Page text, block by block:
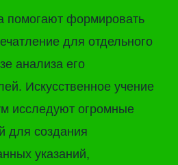
помогают формировать
для отдельного
анализа его
Искусственное учение
исследуют огромные
для создания
указаний,